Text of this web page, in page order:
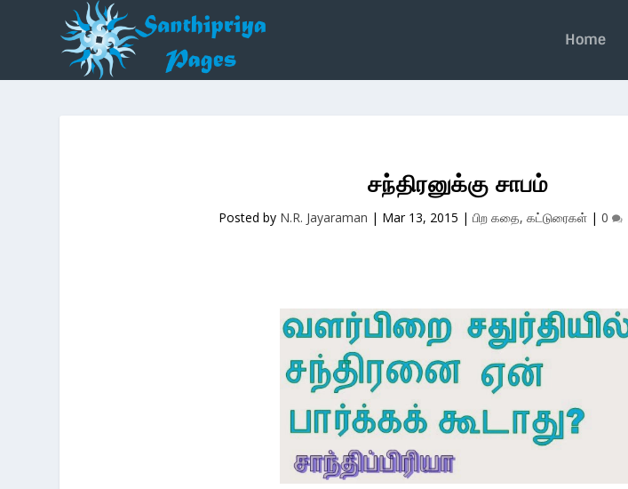
Home
சந்திரனுக்கு சாபம்
Posted by N.R. Jayaraman | Mar 13, 2015 |பிற கதை, கட்டுரைகள் |0